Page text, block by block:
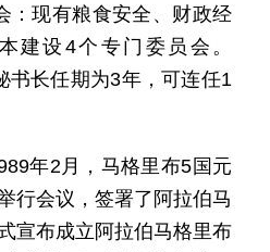
：现有粮食安全、财政经
建设4个专门委员会。
书长任期为3年，可连任1
年2月，马格里布5国元
行会议，签署了阿拉伯马
宣布成立阿拉伯马格里布